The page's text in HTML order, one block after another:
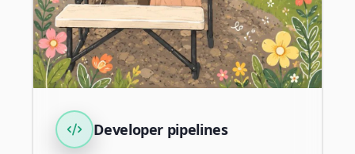
Developer pipelines